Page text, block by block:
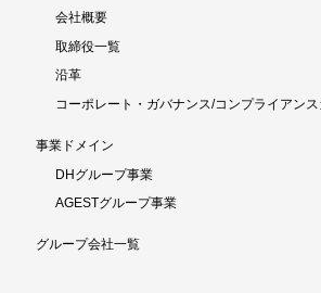
会社概要
取締役一覧
沿革
コーポレート・ガバナンス/コンプライアン
事業ドメイン
DHグループ事業
AGESTグループ事業
グループ会社一覧